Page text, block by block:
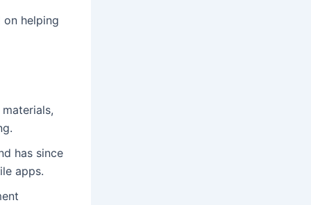
helping
has since
apps.